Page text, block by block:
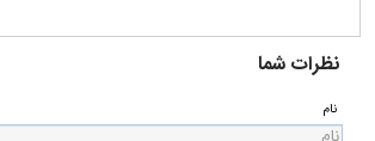
نظرات شما
نام